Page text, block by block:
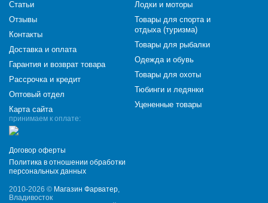
принимаем к оплате:
Договор оферты
Политика в отношении обработки
персональных данных
2010-2026 © Магазин Фарватер,
Владивосток
Статьи
Отзывы
Контакты
Доставка и оплата
Гарантия и возврат товара
Рассрочка и кредит
Оптовый отдел
Карта сайта
Лодки и моторы
Товары для спорта и
отдыха (туризма)
Товары для рыбалки
Одежда и обувь
Товары для охоты
Тюбинги и ледянки
Уцененные товары